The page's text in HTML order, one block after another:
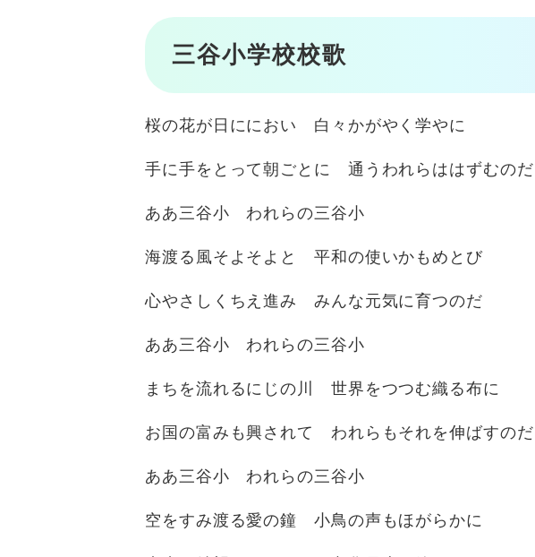
三谷小学校校歌
桜の花が日ににおい 白々かがやく学やに
手に手をとって朝ごとに 通うわれらははずむのだ
ああ三谷小 われらの三谷小
海渡る風そよそよと 平和の使いかもめとび
心やさしくちえ進み みんな元気に育つのだ
ああ三谷小 われらの三谷小
まちを流れるにじの川 世界をつつむ織る布に
お国の富みも興されて われらもそれを伸ばすのだ
ああ三谷小 われらの三谷小
空をすみ渡る愛の鐘 小鳥の声もほがらかに